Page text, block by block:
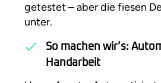
getestet – aber die fiesen
unter.
So machen wir’s:
Handarbeit